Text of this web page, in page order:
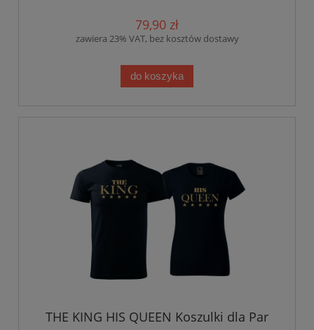
79,90 zł
zawiera 23% VAT, bez kosztów dostawy
do koszyka
THE KING HIS QUEEN Koszulki dla Par